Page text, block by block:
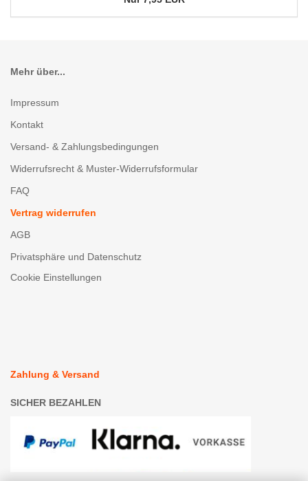
Mehr über...
Impressum
Kontakt
Versand- & Zahlungsbedingungen
Widerrufsrecht & Muster-Widerrufsformular
FAQ
Vertrag widerrufen
AGB
Privatsphäre und Datenschutz
Cookie Einstellungen
Zahlung & Versand
SICHER BEZAHLEN